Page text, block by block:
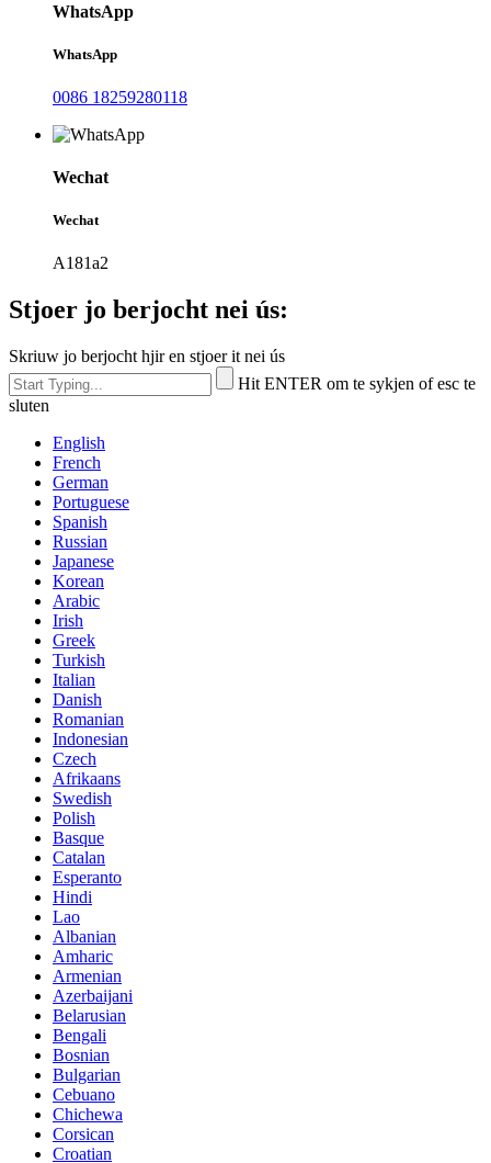
WhatsApp
WhatsApp
0086 18259280118
Wechat
Wechat
A181a2
Stjoer jo berjocht nei ús:
Skriuw jo berjocht hjir en stjoer it nei ús
Hit ENTER om te sykjen of esc te
sluten
English
French
German
Portuguese
Spanish
Russian
Japanese
Korean
Arabic
Irish
Greek
Turkish
Italian
Danish
Romanian
Indonesian
Czech
Afrikaans
Swedish
Polish
Basque
Catalan
Esperanto
Hindi
Lao
Albanian
Amharic
Armenian
Azerbaijani
Belarusian
Bengali
Bosnian
Bulgarian
Cebuano
Chichewa
Corsican
Croatian